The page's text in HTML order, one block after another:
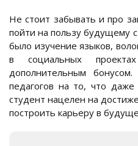
Не стоит забывать и про
пойти на пользу будущему
было изучение языков,
в социальных
дополнительным
педагогов на то, что даже
студент нацелен на
построить карьеру в